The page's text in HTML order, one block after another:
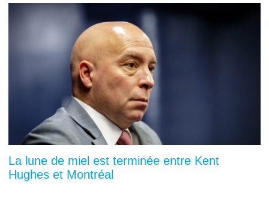
La lune de miel est terminée entre Kent
Hughes et Montréal